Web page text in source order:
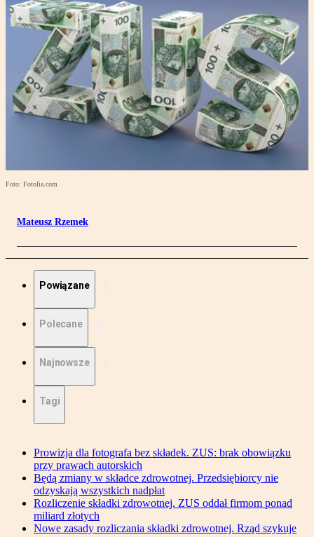
Foto: Fotolia.com
Mateusz Rzemek
Powiązane
Polecane
Najnowsze
Tagi
Prowizja dla fotografa bez składek. ZUS: brak obowiązku
przy prawach autorskich
Będą zmiany w składce zdrowotnej. Przedsiębiorcy nie
odzyskają wszystkich nadpłat
Rozliczenie składki zdrowotnej. ZUS oddał firmom ponad
miliard złotych
Nowe zasady rozliczania składki zdrowotnej. Rząd szykuje